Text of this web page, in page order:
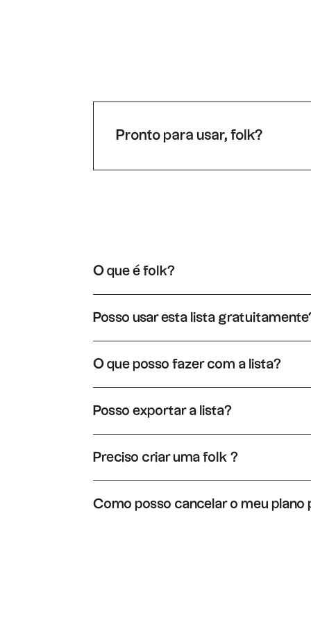
Pronto para usar, folk?
O que é folk?
Posso usar esta lista
O que posso fazer com a lista?
Posso exportar a lista?
Preciso criar uma folk ?
Como posso cancelar o meu plano